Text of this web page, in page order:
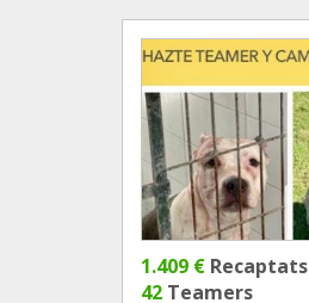
1.409 € Recaptats
42 Teamers